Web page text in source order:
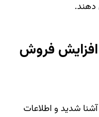
دهند.
افزایش فروش
آشنا شدید و اطلاعات